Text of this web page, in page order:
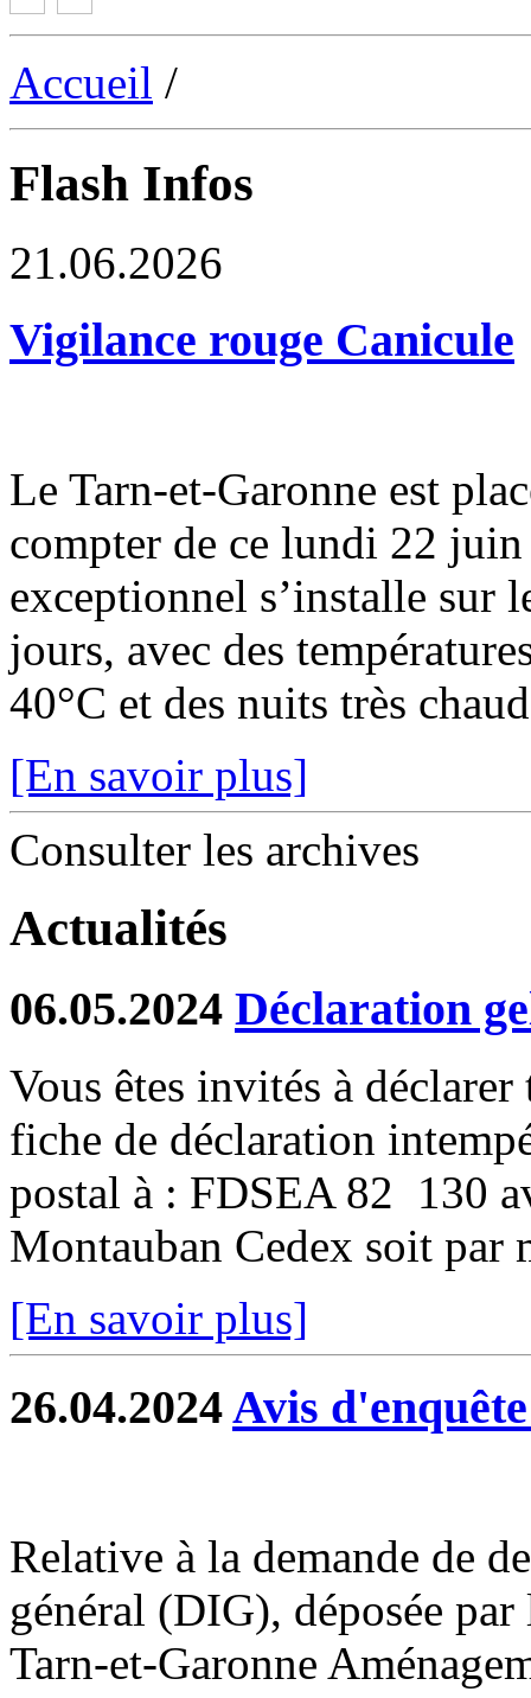
Accueil /
Flash Infos
21.06.2026
Vigilance rouge Canicule
Le Tarn-et-Garonne est
compter de ce lundi 22
exceptionnel s’installe sur
jours, avec des
40°C et des nuits très
[En savoir plus]
Consulter les archives
Actualités
06.05.2024 Déclaration
Vous êtes invités à
fiche de déclaration
postal à : FDSEA 82 130
Montauban Cedex soit par
[En savoir plus]
26.04.2024Avis
Relative à la demande de
général (DIG), déposée
Tarn-et-Garonne